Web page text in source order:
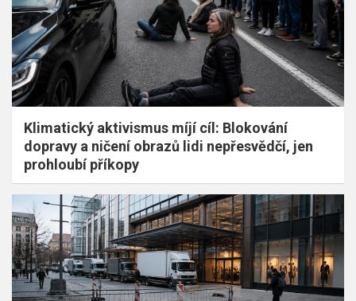
Klimatický aktivismus míjí cíl: Blokování
dopravy a ničení obrazů lidi nepřesvědčí, jen
prohloubí příkopy